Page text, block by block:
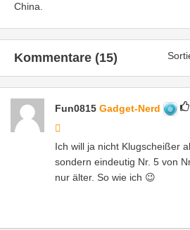
China.
Kommentare (15)
Fun0815 Gadget-Nerd
Ich will ja nicht Klugscheißer
sondern eindeutig Nr. 5 von
nur älter. So wie ich 😉